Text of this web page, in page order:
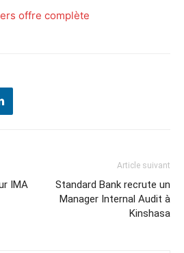
offre complète
IMA
Article suivant
Standard Bank recrute un
Manager Internal Audit à
Kinshasa